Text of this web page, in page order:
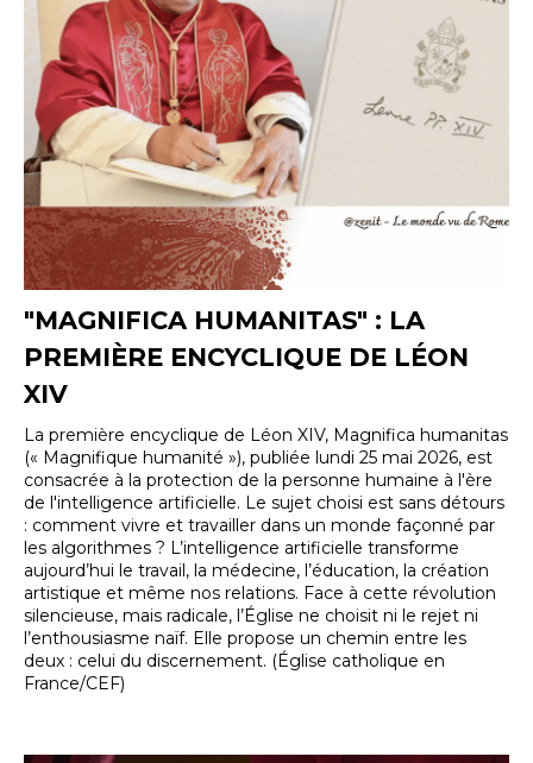
"MAGNIFICA HUMANITAS" : LA
PREMIÈRE ENCYCLIQUE DE LÉON
XIV
La première encyclique de Léon XIV, Magnifica humanitas
(« Magnifique humanité »), publiée lundi 25 mai 2026, est
consacrée à la protection de la personne humaine à l'ère
de l'intelligence artificielle. Le sujet choisi est sans détours
: comment vivre et travailler dans un monde façonné par
les algorithmes ? L’intelligence artificielle transforme
aujourd’hui le travail, la médecine, l’éducation, la création
artistique et même nos relations. Face à cette révolution
silencieuse, mais radicale, l’Église ne choisit ni le rejet ni
l’enthousiasme naïf. Elle propose un chemin entre les
deux : celui du discernement. (Église catholique en
France/CEF)